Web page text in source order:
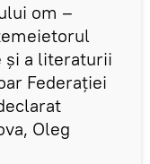
om –
și a literaturii
Federației
Oleg